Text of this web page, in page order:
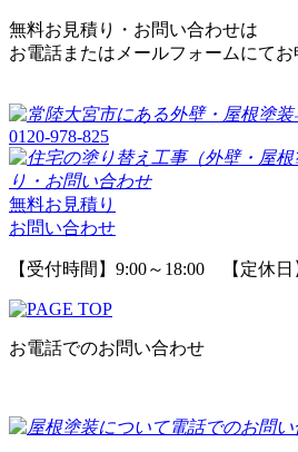
無料お見積り・お問い合わせは
お電話またはメールフォームにてお
0120-978-825
無料お見積り
お問い合わせ
【受付時間】9:00～18:00 【定休日
お電話でのお問い合わせ